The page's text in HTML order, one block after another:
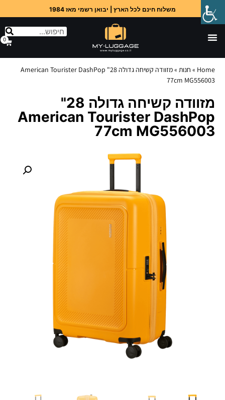
משלוח חינם לכל הארץ | יבואן רשמי מאז 1984
0
Home
» חנות »
מזוודה קשיחה גדולה 28" American Tourister DashPop
77cm MG556003
מזוודה קשיחה גדולה 28"
American Tourister DashPop
77cm MG556003